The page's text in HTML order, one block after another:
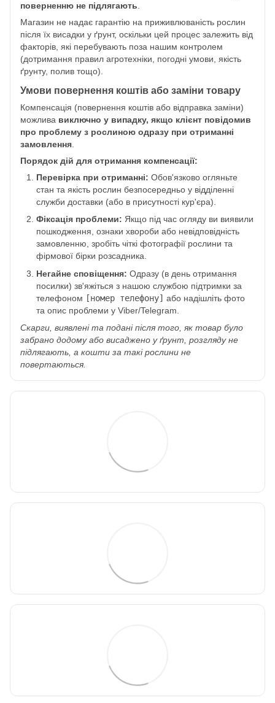
поверненню не підлягають
Магазин не надає гарантію на приживлюваність рослин
після їх висадки у ґрунт, оскільки цей процес залежить від
факторів, які перебувають поза нашим контролем
(дотримання правил агротехніки, погодні умови, якість
ґрунту, полив тощо).
Умови повернення коштів або заміни товару
Компенсація (повернення коштів або відправка заміни)
можлива виключно у випадку, якщо клієнт повідомив
про проблему з рослиною одразу при отриманні
замовлення
Порядок дій для отримання компенсації:
Перевірка при отриманні: Обов'язково огляньте
стан та якість рослин безпосередньо у відділенні
служби доставки (або в присутності кур'єра).
Фіксація проблеми: Якщо під час огляду ви виявили
пошкодження, ознаки хвороби або невідповідність
замовленню, зробіть чіткі фотографії рослини та
фірмової бірки розсадника.
Негайне сповіщення: Одразу (в день отримання
посилки) зв'яжіться з нашою службою підтримки за
телефоном [номер телефону] або надішліть фото
та опис проблеми у Viber/Telegram.
Скарги, виявлені та подані після того, як товар було
забрано додому або висаджено у ґрунт, розгляду не
підлягають, а кошти за такі рослини не
повертаються.